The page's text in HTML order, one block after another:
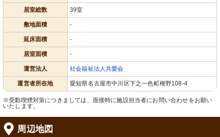
居室総数 39室
敷地面積 -
延床面積 -
居室面積 -
運営法人 社会福祉法人共愛会
運営者所在地 愛知県名古屋市中川区下之一色町権野108-4
※受動喫煙対策につきましては、面接時に施設担当者にお問い合わせをお願い
いたします。
周辺地図